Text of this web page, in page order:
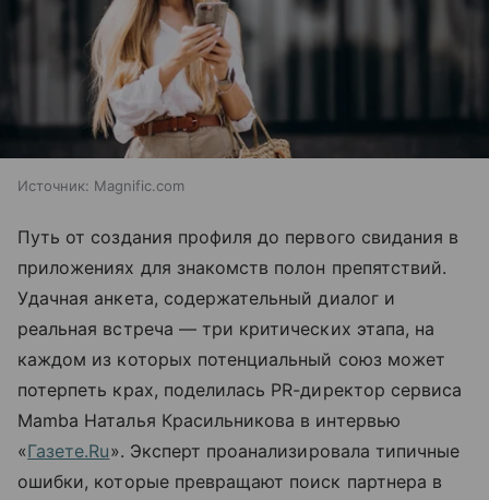
Источник: Magnific.com
Путь от создания профиля до первого свидания в
приложениях для знакомств полон препятствий.
Удачная анкета, содержательный диалог и
реальная встреча — три критических этапа, на
каждом из которых потенциальный союз может
потерпеть крах, поделилась PR-директор сервиса
Mamba Наталья Красильникова в интервью
«Газете.Ru». Эксперт проанализировала типичные
ошибки, которые превращают поиск партнера в